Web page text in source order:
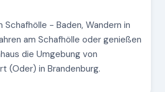
Schafhölle - Baden, Wandern in
am Schafhölle oder genießen
die Umgebung von
(Oder) in Brandenburg.